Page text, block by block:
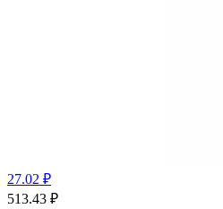
27.02 ₽
513.43 ₽